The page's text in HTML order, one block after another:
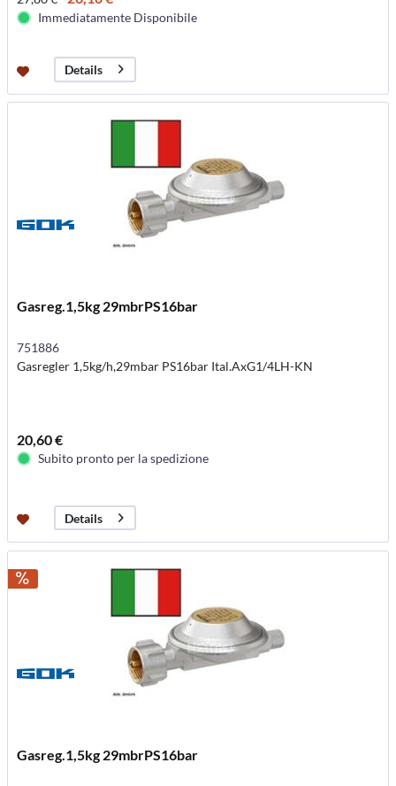
Immediatamente Disponibile
Details
Gasreg.1,5kg 29mbrPS16bar
751886
Gasregler 1,5kg/h,29mbar PS16bar Ital.AxG1/4LH-KN
20,60 €
Subito pronto per la spedizione
Details
Gasreg.1,5kg 29mbrPS16bar